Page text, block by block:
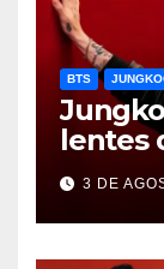
BTS
lentes
3 DE